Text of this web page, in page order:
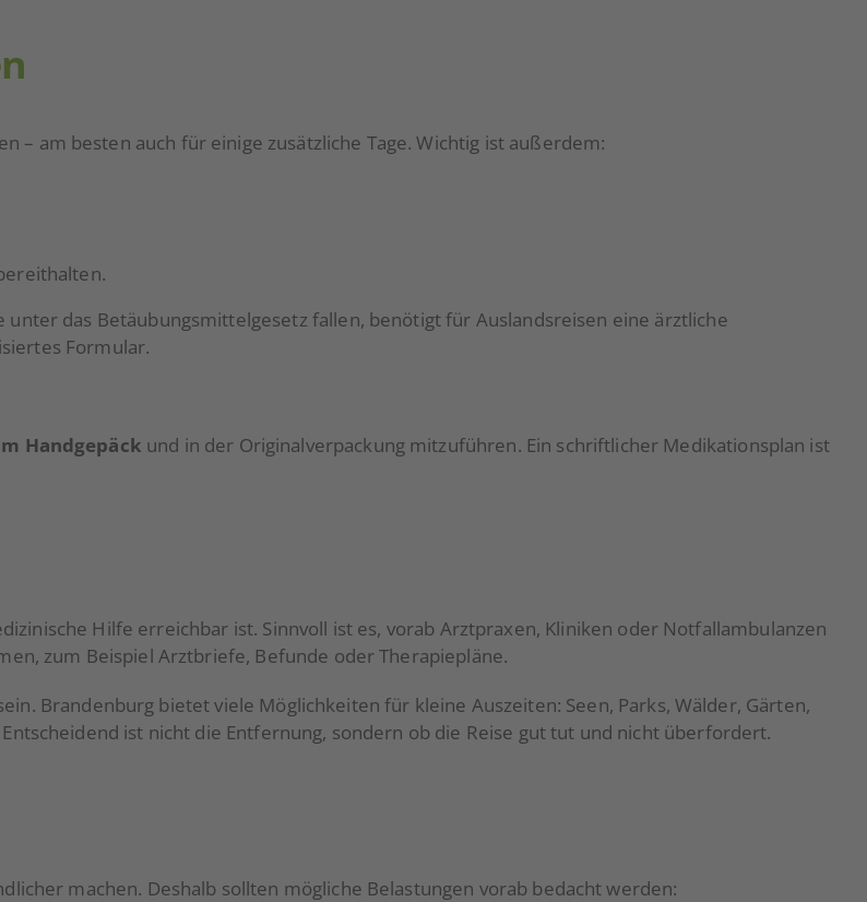
am besten auch für einige zusätzliche Tage. Wichtig ist außerdem:
das Betäubungsmittelgesetz fallen, benötigt für Auslandsreisen eine ärztliche
Formular.
Handgepäck und in der Originalverpackung mitzuführen. Ein schriftlicher Medikationsplan ist
Hilfe erreichbar ist. Sinnvoll ist es, vorab Arztpraxen, Kliniken oder Notfallambulanzen
zum Beispiel Arztbriefe, Befunde oder Therapiepläne.
Brandenburg bietet viele Möglichkeiten für kleine Auszeiten: Seen, Parks, Wälder, Gärten,
ist nicht die Entfernung, sondern ob die Reise gut tut und nicht überfordert.
machen. Deshalb sollten mögliche Belastungen vorab bedacht werden: